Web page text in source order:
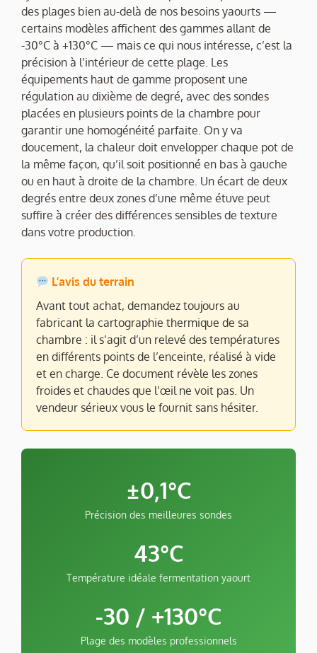
des plages bien au-delà de nos besoins yaourts —
certains modèles affichent des gammes allant de
-30°C à +130°C — mais ce qui nous intéresse, c’est la
précision à l’intérieur de cette plage. Les
équipements haut de gamme proposent une
régulation au dixième de degré, avec des sondes
placées en plusieurs points de la chambre pour
garantir une homogénéité parfaite. On y va
doucement, la chaleur doit envelopper chaque pot de
la même façon, qu’il soit positionné en bas à gauche
ou en haut à droite de la chambre. Un écart de deux
degrés entre deux zones d’une même étuve peut
suffire à créer des différences sensibles de texture
dans votre production.
L’avis du terrain
Avant tout achat, demandez toujours au
fabricant la cartographie thermique de sa
chambre : il s’agit d’un relevé des températures
en différents points de l’enceinte, réalisé à vide
et en charge. Ce document révèle les zones
froides et chaudes que l’œil ne voit pas. Un
vendeur sérieux vous le fournit sans hésiter.
±0,1°C
Précision des meilleures sondes
43°C
Température idéale fermentation yaourt
-30 / +130°C
Plage des modèles professionnels